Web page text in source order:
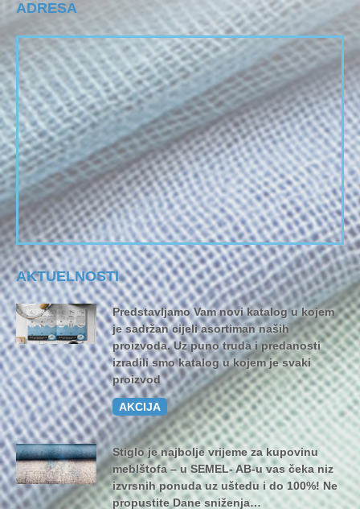
ADRESA
AKTUELNOSTI
Predstavljamo Vam novi katalog u kojem
je sadržan cijeli asortiman naših
proizvoda. Uz puno truda i predanosti
izradili smo katalog u kojem je svaki
proizvod
AKCIJA
Stiglo je najbolje vrijeme za kupovinu
meblštofa – u SEMEL- AB-u vas čeka niz
izvrsnih ponuda uz uštedu i do 100%! Ne
propustite Dane sniženja…